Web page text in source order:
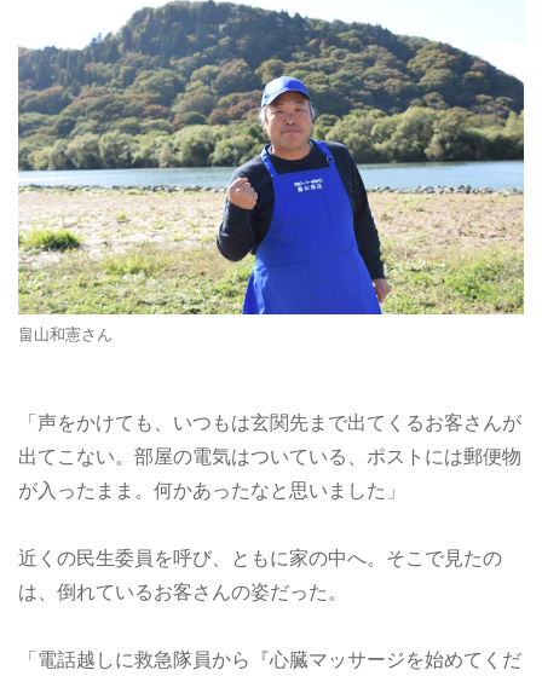
畠山和憲さん
「声をかけても、いつもは玄関先まで出てくるお客さんが
出てこない。部屋の電気はついている、ポストには郵便物
が入ったまま。何かあったなと思いました」
近くの民生委員を呼び、ともに家の中へ。そこで見たの
は、倒れているお客さんの姿だった。
「電話越しに救急隊員から『心臓マッサージを始めてくだ